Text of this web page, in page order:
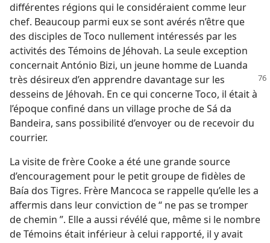
différentes régions qui le considéraient comme leur
chef. Beaucoup parmi eux se sont avérés n’être que
des disciples de Toco nullement intéressés par les
activités des Témoins de Jéhovah. La seule exception
concernait António Bizi, un jeune homme de Luanda
très désireux d’en apprendre davantage sur les
desseins de Jéhovah. En ce qui concerne Toco, il était à
l’époque confiné dans un village proche de Sá da
Bandeira, sans possibilité d’envoyer ou de recevoir du
courrier.
La visite de frère Cooke a été une grande source
d’encouragement pour le petit groupe de fidèles de
Baía dos Tigres. Frère Mancoca se rappelle qu’elle les a
affermis dans leur conviction de “ ne pas se tromper
de chemin ”. Elle a aussi révélé que, même si le nombre
de Témoins était inférieur à celui rapporté, il y avait